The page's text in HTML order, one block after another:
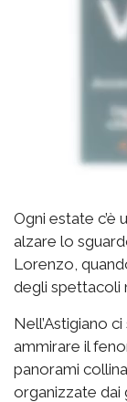
Ogni estate c’è
alzare lo
Lorenzo,
degli spettacoli
Nell’Astigiano
ammirare il
panorami
organizzate dai